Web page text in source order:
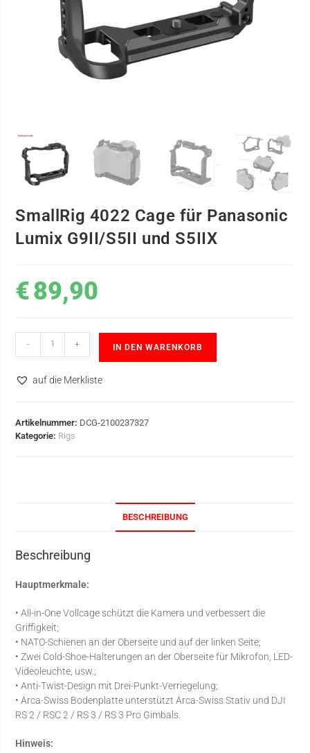
SmallRig 4022 Cage für Panasonic
Lumix G9II/S5II und S5IIX
€89,90
- + IN DEN WARENKORB
auf die Merkliste
Artikelnummer: DCG-2100237327
Kategorie: Rigs
BESCHREIBUNG
Beschreibung
Hauptmerkmale:
• All-in-One Vollcage schützt die Kamera und verbessert die
Griffigkeit;
• NATO-Schienen an der Oberseite und auf der linken Seite;
• Zwei Cold-Shoe-Halterungen an der Oberseite für Mikrofon, LED-
Videoleuchte, usw.;
• Anti-Twist-Design mit Drei-Punkt-Verriegelung;
• Arca-Swiss Bodenplatte unterstützt Arca-Swiss Stativ und DJI
RS 2 / RSC 2 / RS 3 / RS 3 Pro Gimbals.
Hinweis: